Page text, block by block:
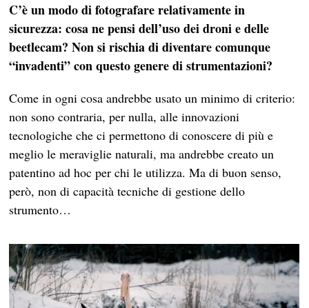
C’è un modo di fotografare relativamente in
sicurezza: cosa ne pensi dell’uso dei droni e delle
beetlecam? Non si rischia di diventare comunque
“invadenti” con questo genere di strumentazioni?
Come in ogni cosa andrebbe usato un minimo di criterio:
non sono contraria, per nulla, alle innovazioni
tecnologiche che ci permettono di conoscere di più e
meglio le meraviglie naturali, ma andrebbe creato un
patentino ad hoc per chi le utilizza. Ma di buon senso,
però, non di capacità tecniche di gestione dello
strumento…